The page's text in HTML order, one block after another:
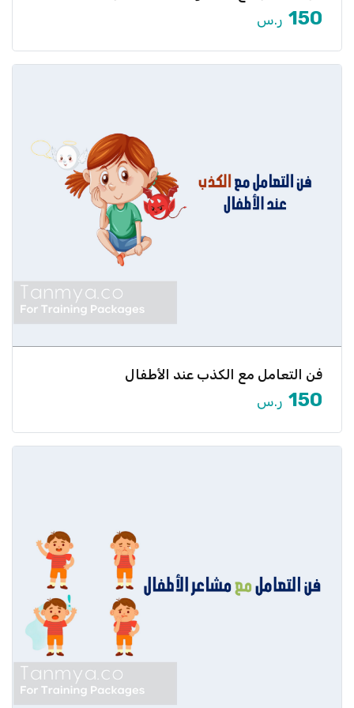
الجديدة أو يشعر […]
150 ر.س
هل لاحظت أن طفلك يكذب أحيانًا؟ هل تبحث عن طرق
تربوية […]
فن التعامل مع الكذب عند الأطفال
150 ر.س